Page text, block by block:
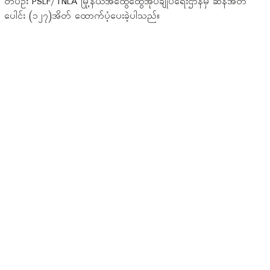
ပေါင်း (၁၂၇)အိတ် ထောက်ပံ့ပေးခဲ့ပါသည်။